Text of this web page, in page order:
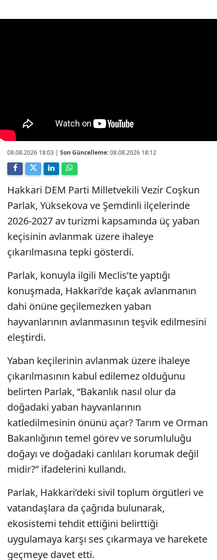
08.08.2026 18:03 | Son Güncelleme:08.08.2026 18:12
Hakkari DEM Parti Milletvekili Vezir Coşkun
Parlak, Yüksekova ve Şemdinli ilçelerinde
2026-2027 av turizmi kapsamında üç yaban
keçisinin avlanmak üzere ihaleye
çıkarılmasına tepki gösterdi.
Parlak, konuyla ilgili Meclis’te yaptığı
konuşmada, Hakkari’de kaçak avlanmanın
dahi önüne geçilemezken yaban
hayvanlarının avlanmasının teşvik edilmesini
eleştirdi.
Yaban keçilerinin avlanmak üzere ihaleye
çıkarılmasının kabul edilemez olduğunu
belirten Parlak, “Bakanlık nasıl olur da
doğadaki yaban hayvanlarının
katledilmesinin önünü açar? Tarım ve Orman
Bakanlığının temel görev ve sorumluluğu
doğayı ve doğadaki canlıları korumak değil
midir?” ifadelerini kullandı.
Parlak, Hakkari’deki sivil toplum örgütleri ve
vatandaşlara da çağrıda bulunarak,
ekosistemi tehdit ettiğini belirttiği
uygulamaya karşı ses çıkarmaya ve harekete
geçmeye davet etti.